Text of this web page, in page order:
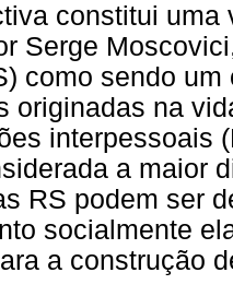
constitui
Serge
como sendo
originadas na
interpessoais
a maior
RS podem ser
socialmente
a construção